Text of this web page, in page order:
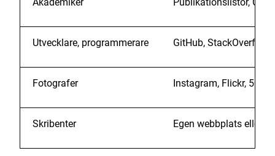
Utvecklare, programmerare GitHub, StackOverflow
Fotografer Instagram, Flickr,
Skribenter Egen webbplats eller